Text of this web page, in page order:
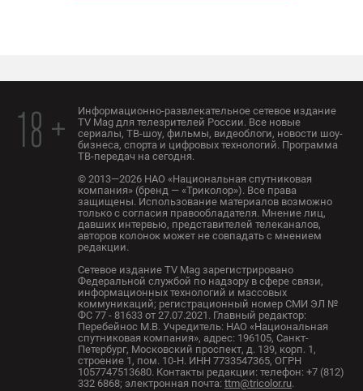
18 +
Информационно-развлекательное сетевое издание
TV Mag для телезрителей России. Все новые
сериалы, ТВ-шоу, фильмы, видеоблоги, новости шоу-
бизнеса, спорта и цифровых технологий. Программа
ТВ-передач на сегодня.
© 2013—2026 НАО «Национальная спутниковая
компания» (бренд — «Триколор»). Все права
защищены. Использование материалов возможно
только с согласия правообладателя. Мнение лиц,
давших интервью, представителей телеканалов,
авторов колонок может не совпадать с мнением
редакции.
Сетевое издание TV Mag зарегистрировано
Федеральной службой по надзору в сфере связи,
информационных технологий и массовых
коммуникаций; регистрационный номер СМИ ЭЛ №
ФС 77 - 81633 от 27.07.2021. Главный редактор:
Перебейнос М.В. Учредитель: НАО «Национальная
спутниковая компания», адрес: 196105, Санкт-
Петербург, Московский проспект, д. 139, корп. 1,
строение 1, пом. 10-Н. ИНН 7733547365, ОГРН
1057747513680. Контакты редакции: телефон: +7 (812)
332 6868; электронная почта: ttm@tricolor.ru.